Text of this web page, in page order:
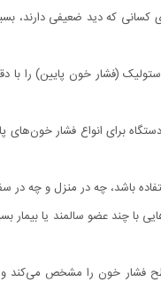
که دید ضعیفی دارند،
در بازه 40 تا 280 میلی‌متر جیوه، این
باشد، چه در منزل و چه در
با چند عضو سالمند یا
خون را مشخص می‌کند و